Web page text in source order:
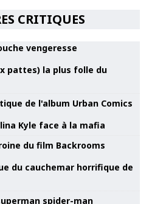
CRITIQUES
pattes) la plus folle du
Kyle face à la mafia
du cauchemar horrifique de